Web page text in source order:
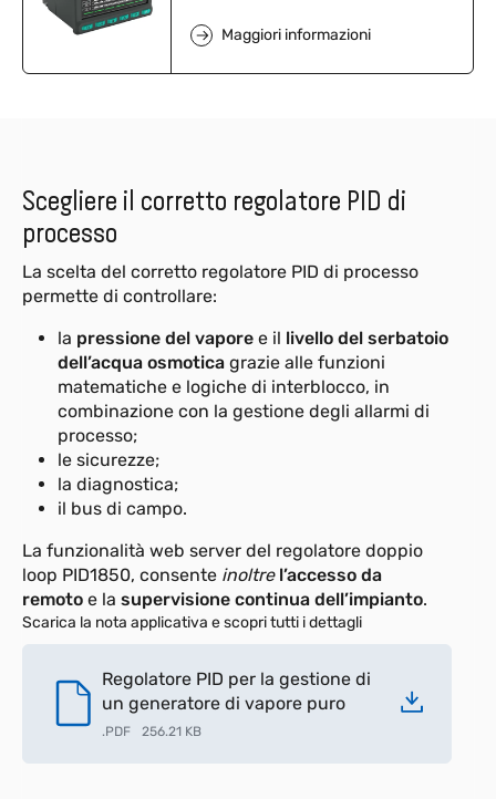
Maggiori informazioni
Scegliere il corretto regolatore PID di
processo
La scelta del corretto regolatore PID di processo
permette di controllare:
la pressione del vapore e il livello del serbatoio
dell’acqua osmotica grazie alle funzioni
matematiche e logiche di interblocco, in
combinazione con la gestione degli allarmi di
processo;
le sicurezze;
la diagnostica;
il bus di campo.
La funzionalità web server del regolatore doppio
loop PID1850, consente inoltre l’accesso da
remoto e la supervisione continua dell’impianto.
Scarica la nota applicativa e scopri tutti i dettagli
Regolatore PID per la gestione di
un generatore di vapore puro
.PDF 256.21 KB